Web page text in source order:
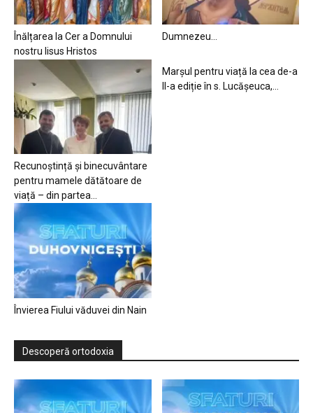
Înălțarea la Cer a Domnului
nostru Iisus Hristos
Dumnezeu…
Recunoștință și binecuvântare
pentru mamele dătătoare de
viață – din partea...
Marșul pentru viață la cea de-a
II-a ediție în s. Lucășeuca,...
Învierea Fiului văduvei din Nain
Descoperă ortodoxia